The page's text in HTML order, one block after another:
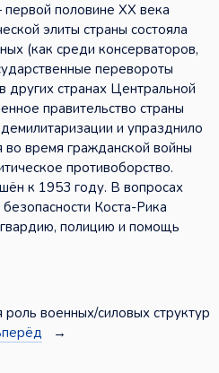
половине XX века
элиты страны состояла
(как среди консерваторов,
перевороты
других странах Центральной
правительство страны
и упразднило
время гражданской войны
противоборство.
к 1953 году. В вопросах
Коста-Рика
полицию и помощь
военных/силовых структур
→